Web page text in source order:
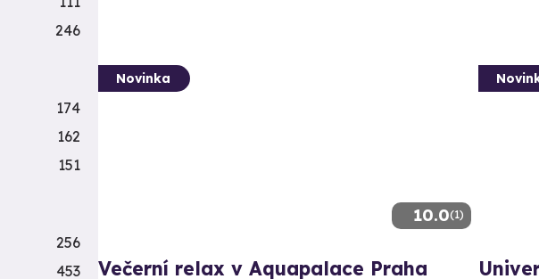
10.0(1)
Novinka
Večerní relax v Aquapalace Praha
246
174
162
151
256
453